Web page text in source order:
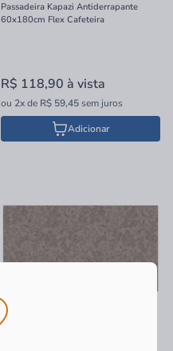
Passadeira Kapazi Antiderrapante
60x180cm Flex Cafeteira
R$ 118,90 à vista
ou 2xde R$ 59,45sem juros
Adicionar